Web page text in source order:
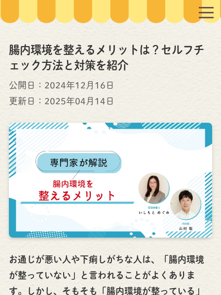
腸内環境を整えるメリットは？セルフチ
ェック方法と対策を紹介
公開日：2024年12月16日
更新日： 2025年04月14日
お通じが悪い人や下痢しがちな人は、「腸内環境
が整っていない」と言われることがよくありま
す。しかし、そもそも「腸内環境が整っている」